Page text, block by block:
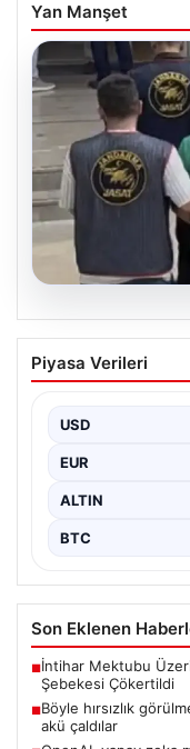
Yan Manşet
06.08.2026
Böyle
Piyasa Verileri
USD
EUR
ALTIN
BTC
Son Eklenen
■İntihar Mektubu
Şebekesi Çökertildi
■Böyle hırsızlık
akü çaldılar